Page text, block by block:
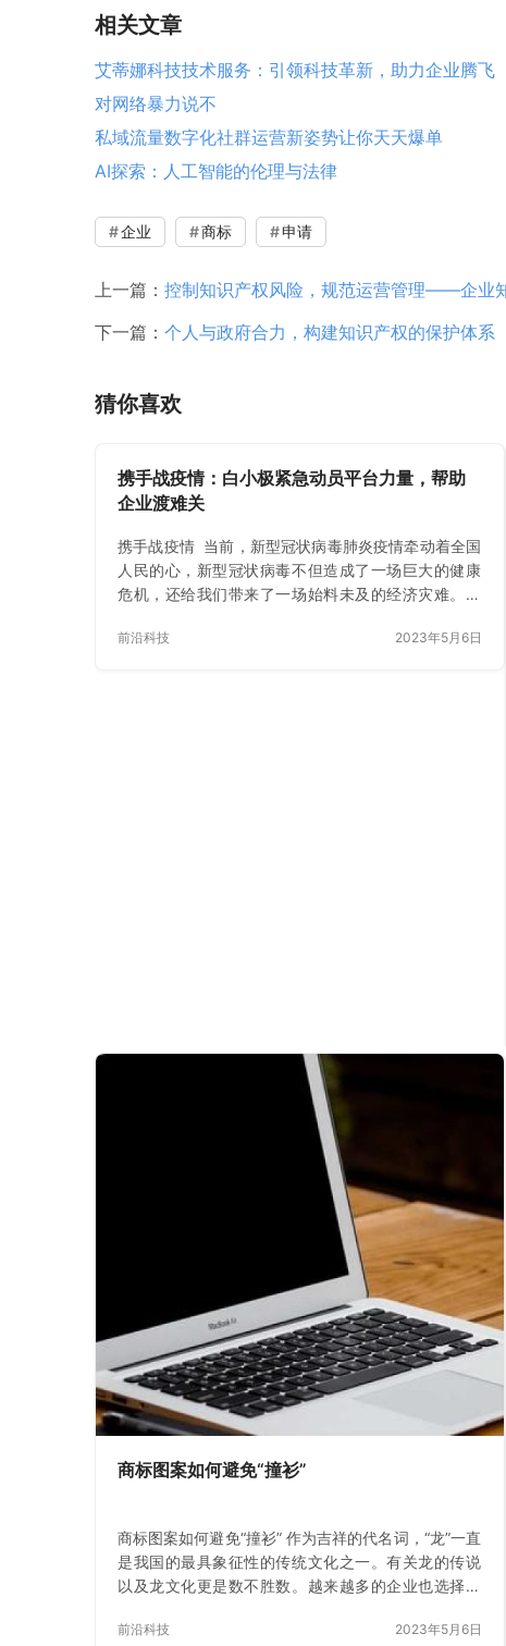
相关文章
艾蒂娜科技技术服务：引领科技革新，助力企业腾飞
对网络暴力说不
私域流量数字化社群运营新姿势让你天天爆单
AI探索：人工智能的伦理与法律
企业 商标 申请
上一篇： 控制知识产权风险，规范运营管理——企业
下一篇： 个人与政府合力，构建知识产权的保护体系
猜你喜欢
携手战疫情：白小极紧急动员平台力量，帮助
企业渡难关
携手战疫情 ‍‍ 当前，新型冠状病毒肺炎疫情牵动着全国
人民的心，新型冠状病毒不但造成了一场巨大的健康
危机，还给我们带来了一场始料未及的经济灾难。企
着巨大的生…
前沿科技 2023年5月6日
商标图案如何避免“撞衫”
商标图案如何避免“撞衫” 作为吉祥的代名词，“龙”一直
是我国的最具象征性的传统文化之一。有关龙的传说
以及龙文化更是数不胜数。越来越多的企业也选择将
新，不然就…
前沿科技 2023年5月6日